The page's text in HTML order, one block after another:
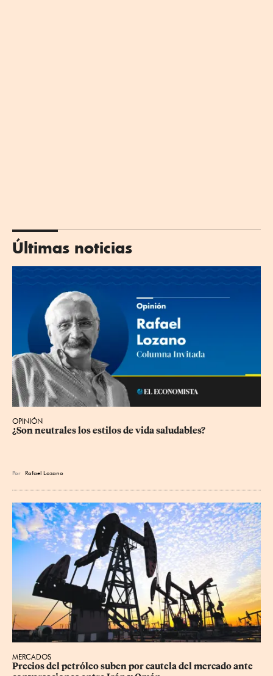
Últimas noticias
OPINIÓN
¿Son neutrales los estilos de vida saludables?
Por Rafael Lozano
MERCADOS
Precios ⁠del petróleo suben por cautela del mercado ante